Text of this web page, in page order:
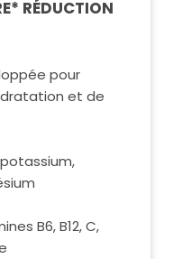
RÉDUCTION
pour
et de
B6, B12, C,